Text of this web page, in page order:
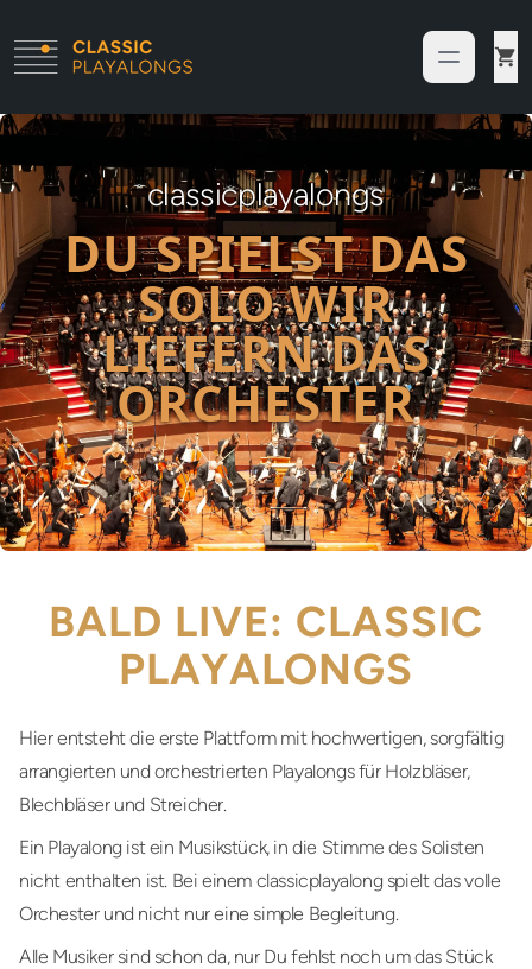
classicplayalongs
DU SPIELST DAS
SOLO WIR
LIEFERN DAS
ORCHESTER
BALD LIVE: CLASSIC
PLAYALONGS
Hier entsteht die erste Plattform mit hochwertigen, sorgfältig
arrangierten und orchestrierten Playalongs für Holzbläser,
Blechbläser und Streicher.
Ein Playalong ist ein Musikstück, in die Stimme des Solisten
nicht enthalten ist. Bei einem classicplayalong spielt das volle
Orchester und nicht nur eine simple Begleitung.
Alle Musiker sind schon da, nur Du fehlst noch um das Stück